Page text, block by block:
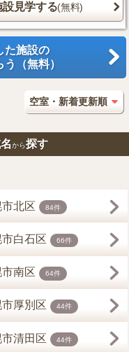
設見学する(無料)
た施設の
（無料）
から探す
北区 84件
白石区 66件
南区 64件
厚別区 44件
清田区 44件